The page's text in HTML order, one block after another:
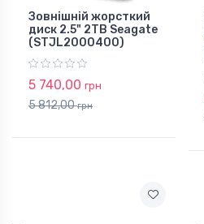
Зовнішній жорсткий
диск 2.5" 2TB Seagate
(STJL2000400)
5 740,00 грн
5 812,00грн